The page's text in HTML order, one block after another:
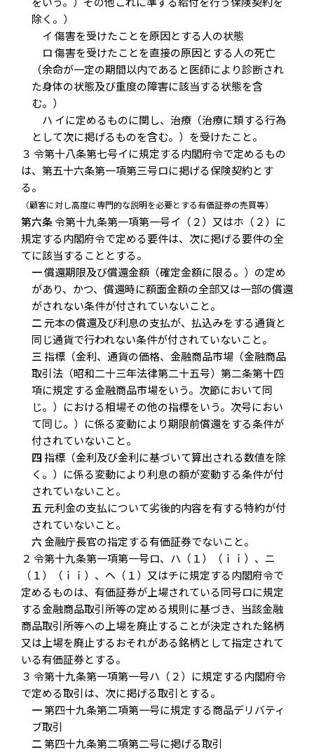
除く。）
イ 傷害を受けたことを原因とする人の状態
ロ 傷害を受けたことを直接の原因とする人の死亡
（余命が一定の期間以内であると医師により診断され
た身体の状態及び重度の障害に該当する状態を含
む。）
ハ イに定めるものに関し、治療（治療に類する行為
として次に掲げるものを含む。）を受けたこと。
３ 令第十八条第七号イに規定する内閣府令で定めるもの
は、第五十六条第一項第三号ロに掲げる保険契約とす
る。
（顧客に対し高度に専門的な説明を必要とする有価証券の売買等）
第六条令第十九条第一項第一号イ（２）又はホ（２）に
規定する内閣府令で定める要件は、次に掲げる要件の全
てに該当することとする。
一償還期限及び償還金額（確定金額に限る。）の定め
があり、かつ、償還時に額面金額の全部又は一部の償還
がされない条件が付されていないこと。
二元本の償還及び利息の支払が、払込みをする通貨と
同じ通貨で行われない条件が付されていないこと。
三指標（金利、通貨の価格、金融商品市場（金融商品
取引法（昭和二十三年法律第二十五号）第二条第十四
項に規定する金融商品市場をいう。次節において同
じ。）における相場その他の指標をいう。次号におい
て同じ。）に係る変動により期限前償還をする条件が
付されていないこと。
四指標（金利及び金利に基づいて算出される数値を除
く。）に係る変動により利息の額が変動する条件が付
されていないこと。
五元利金の支払について劣後的内容を有する特約が付
されていないこと。
六金融庁長官の指定する有価証券でないこと。
２ 令第十九条第一項第一号ロ、ハ（１）（ｉｉ）、ニ
（１）（ｉｉ）、ヘ（１）又はチに規定する内閣府令で
定めるものは、有価証券が上場されている同号ロに規定
する金融商品取引所等の定める規則に基づき、当該金融
商品取引所等への上場を廃止することが決定された銘柄
又は上場を廃止するおそれがある銘柄として指定されて
いる有価証券とする。
３ 令第十九条第一項第一号ハ（２）に規定する内閣府令
で定める取引は、次に掲げる取引とする。
一第四十九条第二項第一号に規定する商品デリバティ
ブ取引
二第四十九条第二項第二号に掲げる取引